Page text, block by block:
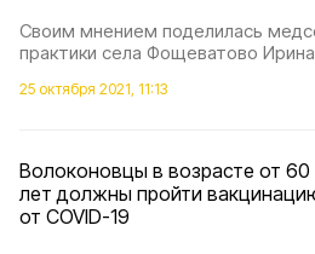
Своим мнением поделилась
практики села Фощеватово Ирина
25 октября 2021, 11:13
Волоконовцы в возрасте от 60
лет должны пройти
от COVID-19